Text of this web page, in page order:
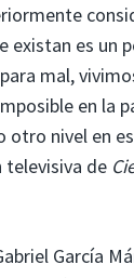
existan es un
mal,
en la
otro nivel en
de
García